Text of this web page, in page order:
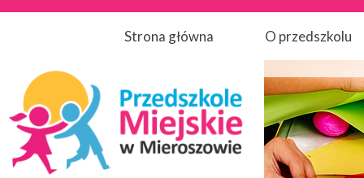
Strona główna O przedszkolu